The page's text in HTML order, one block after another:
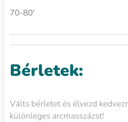
70-80'
Bérletek:
Válts bérletet és élvezd
különleges arcmasszázst!